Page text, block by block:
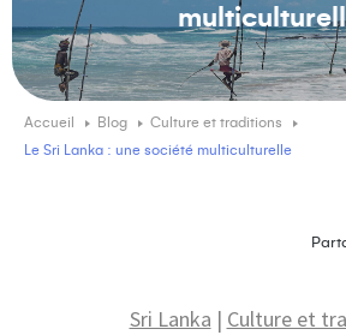
Accueil Blog
Culture et traditions
Le Sri Lanka : une société multiculturelle
Sri Lanka | Culture et